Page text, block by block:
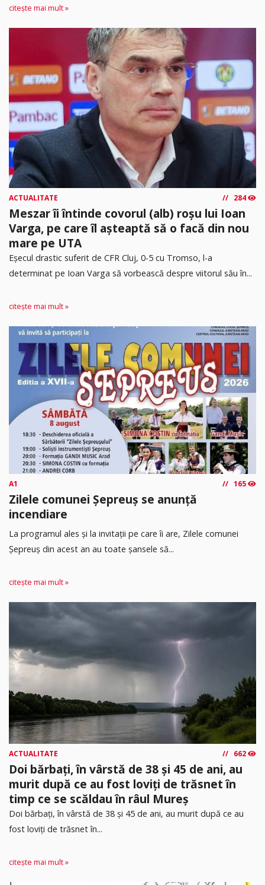
citește mai mult »
ACTUALITATE 284
Meszar îi întinde covorul (alb) roșu lui Ioan
Varga, pe care îl așteaptă să o facă din nou
mare pe UTA
Eșecul drastic suferit de CFR Cluj, 0-5 cu Tromso, l-a
determinat pe Ioan Varga să vorbească despre viitorul său în...
citește mai mult »
A1 165
Zilele comunei Șepreuș se anunță
incendiare
La programul ales și la invitații pe care îi are, Zilele comunei
Șepreuș din acest an au toate șansele să...
citește mai mult »
ACTUALITATE 662
Doi bărbați, în vârstă de 38 și 45 de ani, au
murit după ce au fost loviți de trăsnet în
timp ce se scăldau în râul Mureș
Doi bărbați, în vârstă de 38 și 45 de ani, au murit după ce au
fost loviți de trăsnet în...
citește mai mult »